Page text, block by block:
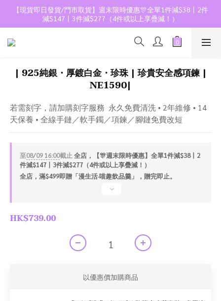
【現貨即日發貨/門市取貨】週末限時優惠🎊全單1件減$38丨2件
減$147丨3件減$277（4件或以上享疊減！）
| 925純銀・厚鍍白金・珍珠 | 珍貴安全感項鍊 |
NE1590|
若需刻字，請加購刻字服務  永久免費清洗 • 2年維修 • 14
天保養 • 全線手鏈／軟手鐲／項鍊／腳鏈免費改短
至08/09 16:00截止 全店，【🎊週末限時優惠】全單1件減$38丨2
件減$147丨3件減$277（4件或以上享疊減！）
全店，滿$499即贈「漫生活·喵趣飲品羹」，贈完即止。
HK$739.00
以優惠價加購商品